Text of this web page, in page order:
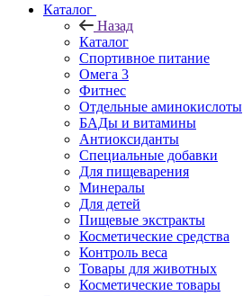
Каталог
Назад
Каталог
Спортивное питание
Омега 3
Фитнес
Отдельные аминокислоты
БАДы и витамины
Антиоксиданты
Специальные добавки
Для пищеварения
Минералы
Для детей
Пищевые экстракты
Косметические средства
Контроль веса
Товары для животных
Косметические товары